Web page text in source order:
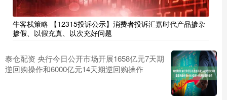
牛客栈策略 【12315投诉公示】消费者投诉汇嘉时代产品掺杂
掺假、以假充真、以次充好问题
泰仓配资 央行今日公开市场开展1658亿元7天期
逆回购操作和6000亿元14天期逆回购操作